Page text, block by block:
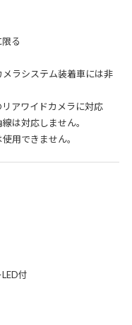
る
ラシステム装着車には非
アワイドカメラに対応
対応しません。
できません。
付